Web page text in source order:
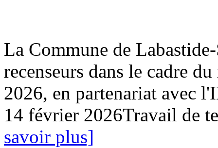
La Commune de
recenseurs dans le cadre
2026, en partenariat avec
14 février 2026Travail de
savoir plus]